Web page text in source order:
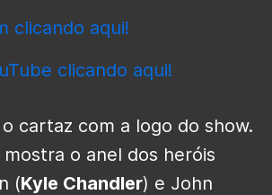
clicando aqui!
clicando aqui!
cartaz com a logo do show.
o anel dos heróis
(Kyle Chandler) e John